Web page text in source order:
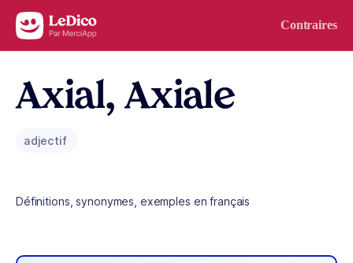
Aller au contenu Contraires
Axial, Axiale
adjectif
Définitions, synonymes, exemples en français